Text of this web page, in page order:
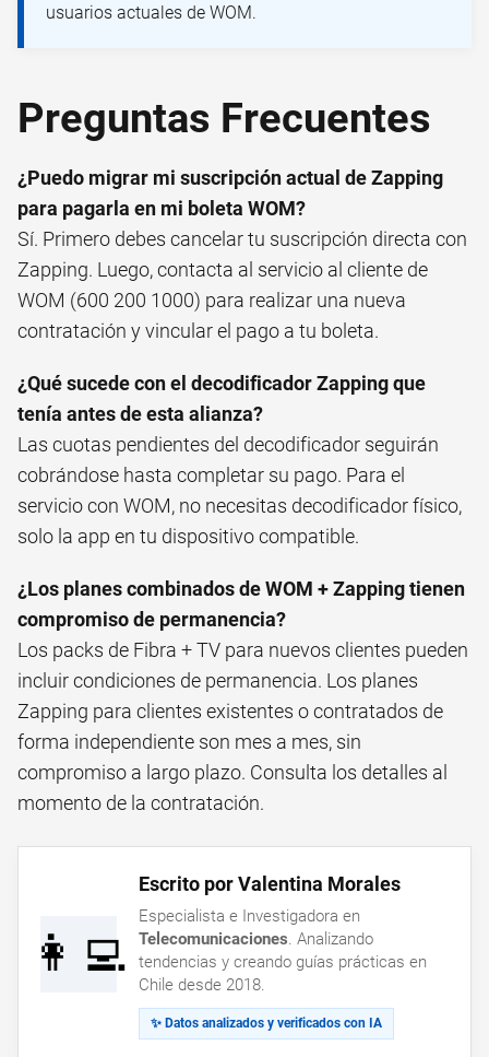
usuarios actuales de WOM.
Preguntas Frecuentes
¿Puedo migrar mi suscripción actual de Zapping
para pagarla en mi boleta WOM?
Sí. Primero debes cancelar tu suscripción directa con
Zapping. Luego, contacta al servicio al cliente de
WOM (600 200 1000) para realizar una nueva
contratación y vincular el pago a tu boleta.
¿Qué sucede con el decodificador Zapping que
tenía antes de esta alianza?
Las cuotas pendientes del decodificador seguirán
cobrándose hasta completar su pago. Para el
servicio con WOM, no necesitas decodificador físico,
solo la app en tu dispositivo compatible.
¿Los planes combinados de WOM + Zapping tienen
compromiso de permanencia?
Los packs de Fibra + TV para nuevos clientes pueden
incluir condiciones de permanencia. Los planes
Zapping para clientes existentes o contratados de
forma independiente son mes a mes, sin
compromiso a largo plazo. Consulta los detalles al
momento de la contratación.
👩‍💻
Escrito por Valentina Morales
Especialista e Investigadora en
Telecomunicaciones. Analizando
tendencias y creando guías prácticas en
Chile desde 2018.
✨ Datos analizados y verificados con IA